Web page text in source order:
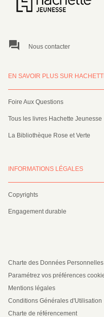
question_answer Nous contacter
EN SAVOIR PLUS SUR
Foire Aux Questions
Tous les livres Hachette Jeunesse
La Bibliothèque Rose et Verte
INFORMATIONS LÉGALES
Copyrights
Engagement durable
Charte des Données Personnelles
Paramétrez vos préférences
Mentions légales
Conditions Générales d'Utilisation
Charte de référencement